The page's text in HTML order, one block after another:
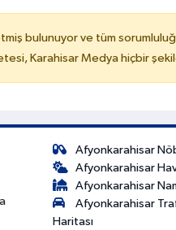
bulunuyor ve tüm
Karahisar Medya hiçbir
Afyonkarahisar
Afyonkarahisar
Afyonkarahisar
Afyonkarahisar
Haritası